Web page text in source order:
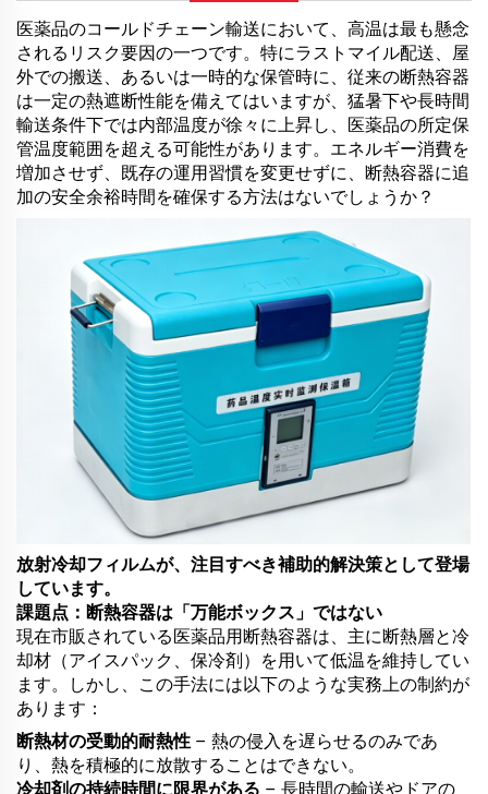
医薬品のコールドチェーン輸送において、高温は最も懸念
されるリスク要因の一つです。特にラストマイル配送、屋
外での搬送、あるいは一時的な保管時に、従来の断熱容器
は一定の熱遮断性能を備えてはいますが、猛暑下や長時間
輸送条件下では内部温度が徐々に上昇し、医薬品の所定保
管温度範囲を超える可能性があります。エネルギー消費を
増加させず、既存の運用習慣を変更せずに、断熱容器に追
加の安全余裕時間を確保する方法はないでしょうか？
放射冷却フィルムが、注目すべき補助的解決策として登場
しています。
課題点：断熱容器は「万能ボックス」ではない
現在市販されている医薬品用断熱容器は、主に断熱層と冷
却材（アイスパック、保冷剤）を用いて低温を維持してい
ます。しかし、この手法には以下のような実務上の制約が
あります：
断熱材の受動的耐熱性 – 熱の侵入を遅らせるのみであ
り、熱を積極的に放散することはできない。
冷却剤の持続時間に限界がある – 長時間の輸送やドアの